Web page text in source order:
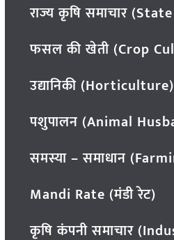
राज्य कृषि समाचार
फसल की खेती (Crop
उद्यानिकी (Horticulture)
पशुपालन (Animal
समस्या – समाधान
Mandi Rate (मंडी रेट)
कृषि कंपनी समाचार